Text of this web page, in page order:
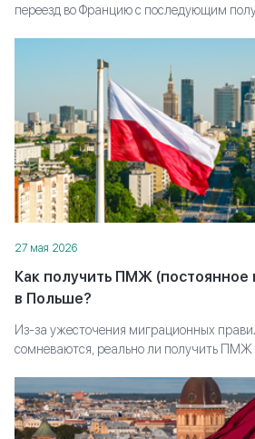
переезд во Францию с последующим
миграционные службы.
27 мая 2026
Как получить ПМЖ (постоянное
в Польше?
Из-за ужесточения миграционных
сомневаются, реально ли получить ПМЖ
работают, какие условия придётся
подготовку к переезду.